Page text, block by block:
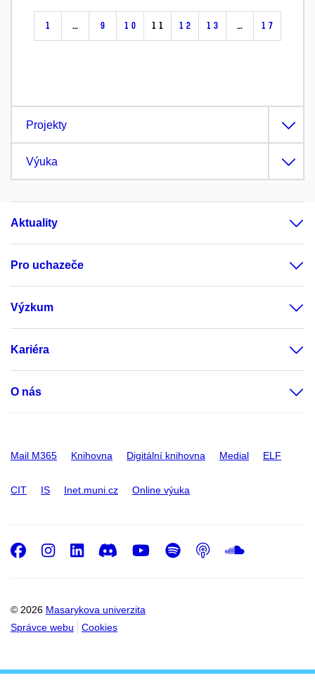
1 … 9 10 11 12 13 … 17
Projekty
Výuka
Aktuality
Pro uchazeče
Výzkum
Kariéra
O nás
Mail M365 Knihovna Digitální knihovna Medial ELF
CIT IS Inet.muni.cz Online výuka
© 2026 Masarykova univerzita
Správce webu
Cookies
Facebook
Instagram
LinkedIn
DiscordYoutube
Spotify
Podcast